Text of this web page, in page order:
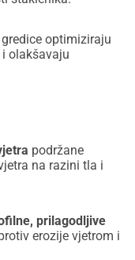
optimiziraju
olakšavaju
podržane
na razini tla i
prilagodljive
erozije vjetrom i